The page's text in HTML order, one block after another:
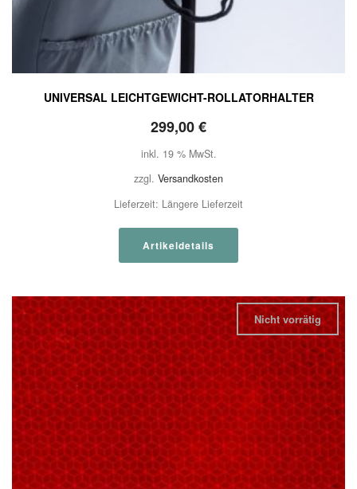
UNIVERSAL LEICHTGEWICHT-ROLLATORHALTER
299,00€
inkl. 19 % MwSt.
zzgl. Versandkosten
Lieferzeit: Längere Lieferzeit
Artikeldetails
Nicht vorrätig